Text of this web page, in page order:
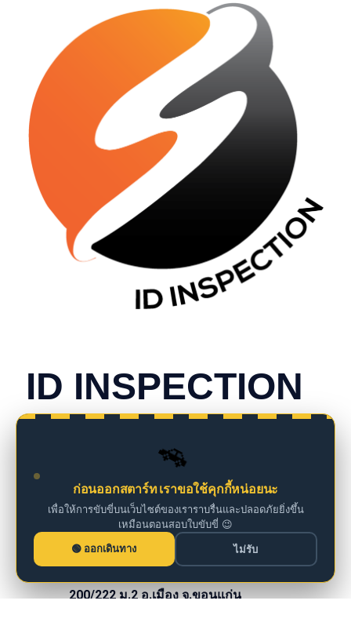
🚗
ก่อนออกสตาร์ท เราขอใช้คุกกี้หน่อยนะ
เพื่อให้การขับขี่บนเว็บไซต์ของเราราบรื่นและปลอดภัยยิ่งขึ้น
เหมือนตอนสอบใบขับขี่ 😉
ออกเดินทาง
ไม่รับ
ID INSPECTION
iddm@iddrives.co.th
200/222 ม.2 อ.เมือง จ.ขอนแก่น